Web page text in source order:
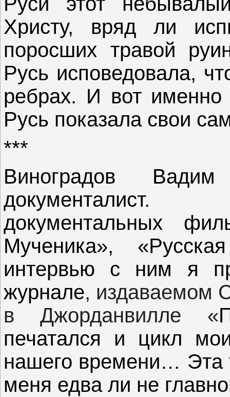
Христу, вряд ли
поросших травой
Русь исповедовала,
ребрах. И вот именно
Русь показала свои
***
Виноградов
документалист.
документальных
Мученика»,
интервью с ним я
журнале, издаваемом
в Джорданвилле «
печатался и цикл
нашего времени… Эта
меня едва ли не